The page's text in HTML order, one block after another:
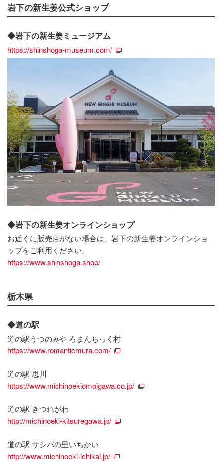
岩下の新生姜公式ショップ
◆岩下の新生姜ミュージアム
https://shinshoga-museum.com/
◆岩下の新生姜オンラインショップ
お近くに販売店がない場合は、岩下の新生姜オンラインショ
ップをご利用ください。
https://www.shinshoga.shop/
栃木県
◆道の駅
道の駅うつのみや ろまんちっく村
https://www.romanticmura.com/
道の駅 思川
https://www.michinoekiomoigawa.co.jp/
道の駅 きつれがわ
http://michinoeki-kitsuregawa.jp/
道の駅 サシバの里いちかい
http://www.michinoeki-ichikai.jp/